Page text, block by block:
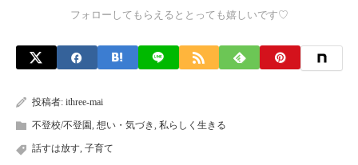
フォローしてもらえるととっても嬉しいです♡
投稿者: ithree-mai
不登校/不登園, 想い・気づき, 私らしく生きる
話すは放す, 子育て